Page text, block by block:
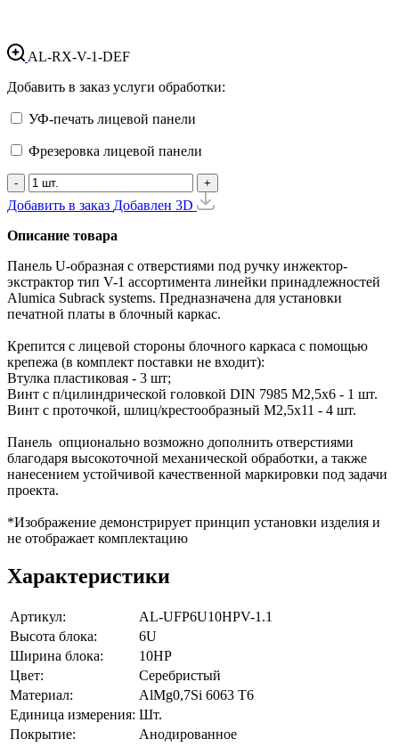
AL-RX-V-1-DEF
Добавить в заказ услуги обработки:
УФ-печать лицевой панели
Фрезеровка лицевой панели
- +
Добавить в заказ Добавлен 3D
Описание товара
Панель U-образная с отверстиями под ручку инжектор-
экстрактор тип V-1 ассортимента линейки принадлежностей
Alumica Subrack systems. Предназначена для установки
печатной платы в блочный каркас.
Крепится с лицевой стороны блочного каркаса с помощью
крепежа (в комплект поставки не входит):
Втулка пластиковая - 3 шт;
Винт с п/цилиндрической головкой DIN 7985 M2,5x6 - 1 шт.
Винт с проточкой, шлиц/крестообразный М2,5х11 - 4 шт.
Панель опционально возможно дополнить отверстиями
благодаря высокоточной механической обработки, а также
нанесением устойчивой качественной маркировки под задачи
проекта.
*Изображение демонстрирует принцип установки изделия и
не отображает комплектацию
Характеристики
Артикул:
AL-UFP6U10HPV-1.1
Высота блока:
6U
Ширина блока:
10HP
Цвет:
Серебристый
Материал:
AlMg0,7Si 6063 Т6
Единица измерения: Шт.
Покрытие:
Анодированное